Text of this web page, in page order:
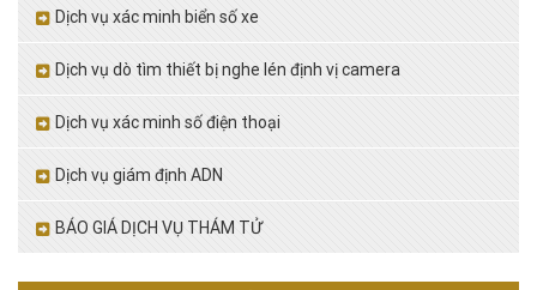
Dịch vụ xác minh biển số xe
Dịch vụ dò tìm thiết bị nghe lén định vị camera
Dịch vụ xác minh số điện thoại
Dịch vụ giám định ADN
BÁO GIÁ DỊCH VỤ THÁM TỬ